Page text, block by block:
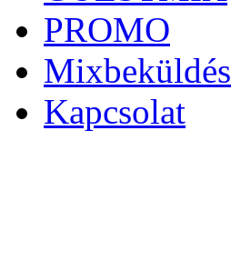
PROMO
Mixbeküldés
Kapcsolat